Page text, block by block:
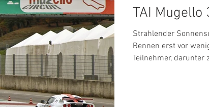
TAI Mugello
Strahlender
Rennen erst vor
Teilnehmer, darunter